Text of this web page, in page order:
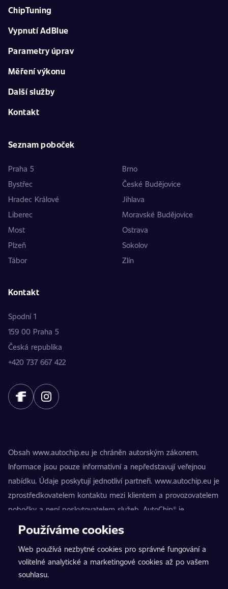
ChipTuning
Vypnutí AdBlue
Parametry úprav
Měření výkonu
Další služby
Kontakt
Seznam poboček
Praha 5
Brno
Bystřec
České Budějovice
Hradec Králové
Jihlava
Liberec
Moravské Budějovice
Most
Ostrava
Plzeň
Sokolov
Tábor
Zlín
Kontakt
Spodní 1
159 00 Praha 5
Česká republika
+420 737 667 422
Obsah www.autochip.eu je chráněn autorským zákonem.
Informace jsou pouze informativní a nepředstavují veřejnou
nabídku. Údaje poskytují jednotliví partneři. www.autochip.eu je
zprostředkovatelem kontaktu mezi klientem a provozovatelem
pobočky a není poskytovatelem služeb. AutoChip® je
registrovaná ochranná známka Petra Kučery. Úpravy, které
nezpůsobilosti vozidla k provozu na pozemních komunikacích.
Přesné informace poskytuje vždy konkrétní provozovatel
pobočky.
Používáme cookies
Web používá nezbytné cookies pro správné fungování a
volitelné analytické a marketingové cookies až po vašem
souhlasu.